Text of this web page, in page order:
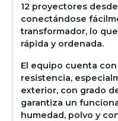
12 proyectores
conectándose
transformador, lo
rápida y ordenada.
El equipo cuenta
resistencia,
exterior, con grado
garantiza un
humedad, polvo y